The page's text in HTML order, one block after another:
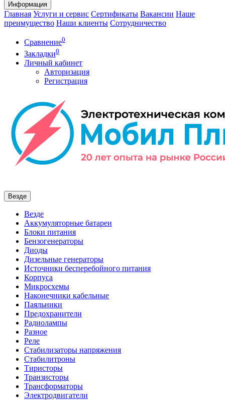
Информация
Главная Услуги и сервис Сертификаты Вакансии Наше
преимущество Наши клиенты Сотрудничество
Сравнение0
Закладки0
Личный кабинет
Авторизация
Регистрация
Везде
Везде
Аккумуляторные батареи
Блоки питания
Бензогенераторы
Диоды
Дизельные генераторы
Источники бесперебойного питания
Корпуса
Микросхемы
Наконечники кабельные
Паяльники
Предохранители
Радиолампы
Разное
Реле
Стабилизаторы напряжения
Стабилитроны
Тиристоры
Транзисторы
Трансформаторы
Электродвигатели